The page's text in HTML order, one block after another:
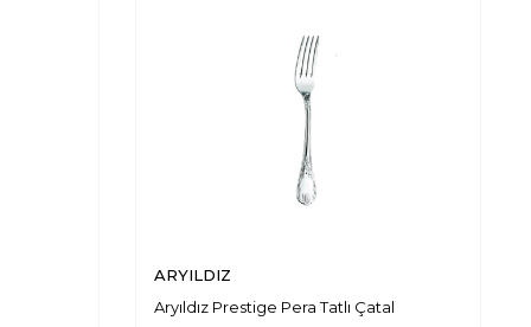
ARYILDIZ
Aryıldız Prestige Pera Tatlı Çatal